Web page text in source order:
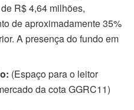
R$ 4,64 milhões,
de aproximadamente 35%
A presença do fundo em
(Espaço para o leitor
da cota GGRC11)